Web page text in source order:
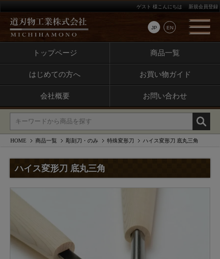
JP EN
ゲスト 様こんにちは 新規会員登録
トップページ 商品一覧
はじめての方へ お買い物ガイド
会社概要 お問い合わせ
HOME 商品一覧 彫刻刀・のみ 特殊変形刀 ハイス変形刀 底丸三角
ハイス変形刀 底丸三角